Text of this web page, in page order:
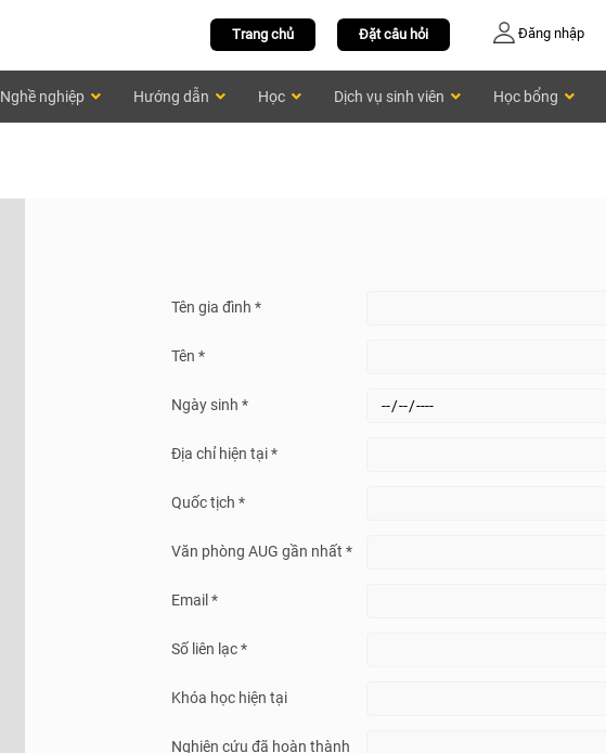
Đăng nhập
Đặt câu hỏi
Trang chủ
Nghề nghiệp Hướng dẫn Học Dịch vụ sinh viên Học bổng
Tên gia đình *
Tên *
Ngày sinh *
Địa chỉ hiện tại *
Quốc tịch *
Văn phòng AUG gần nhất *
Email *
Số liên lạc *
Khóa học hiện tại
Nghiên cứu đã hoàn thành